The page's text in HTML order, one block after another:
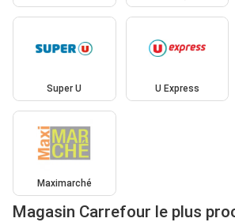
Super U U Express
Maximarché
Magasin Carrefour le plus